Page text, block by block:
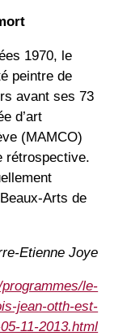
1970, le
peintre de
avant ses 73
d’art
(MAMCO)
rétrospective.
Arts de
Etienne Joye
le-
jean-otth-est-
11-2013.html